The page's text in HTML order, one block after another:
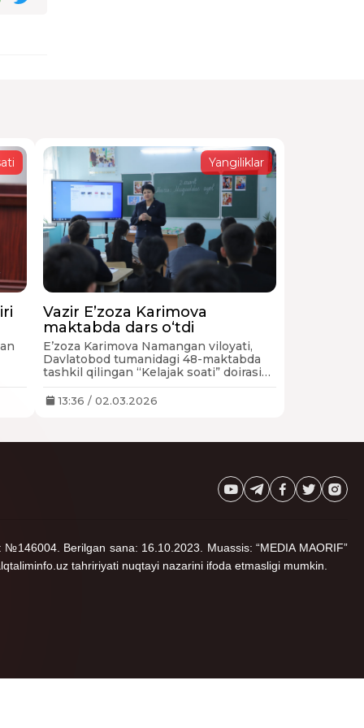
Yangiliklar
Vazir E’zoza Karimova
maktabda dars o‘tdi
E’zoza Karimova Namangan viloyati,
Davlatobod tumanidagi 48-maktabda
tashkil qilingan “Kelajak soati” doirasida
13:36 / 02.03.2026
Berilgan sana: 16.10.2023. Muassis: “MEDIA MAORIF”
tahririyati nuqtayi nazarini ifoda etmasligi mumkin.